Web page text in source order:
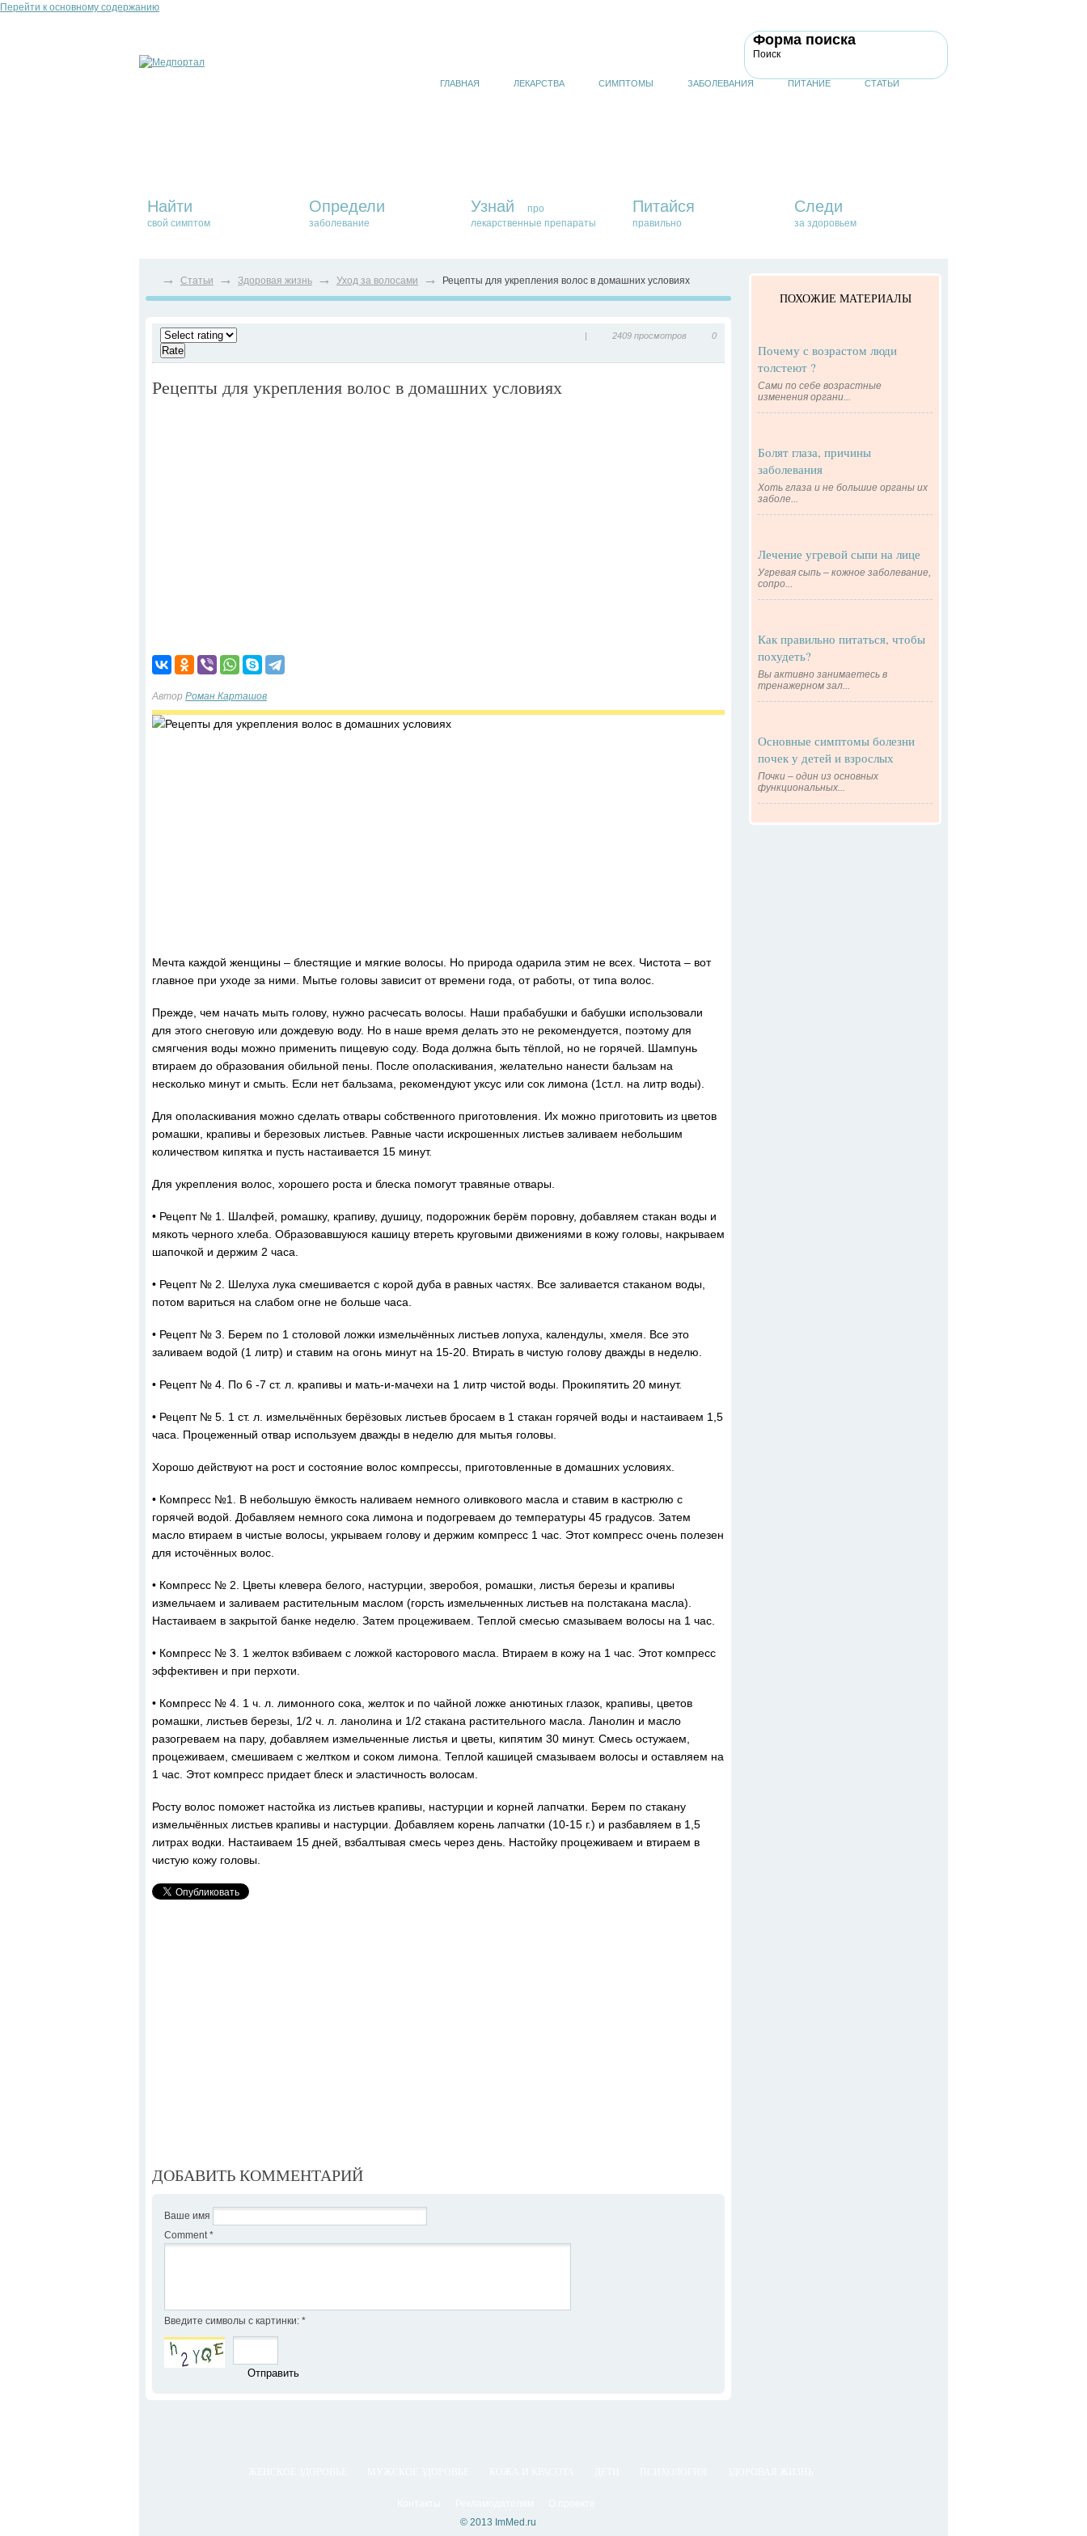
Перейти к основному содержанию
Форма поиска
Поиск
ГЛАВНАЯ ЛЕКАРСТВА СИМПТОМЫ ЗАБОЛЕВАНИЯ ПИТАНИЕ СТАТЬИ
Найти
свой симптом
Определи
заболевание
Узнай
про
лекарственные препараты
Питайся
правильно
Следи
за здоровьем
→ Статьи → Здоровая жизнь → Уход за волосами → Рецепты для укрепления волос в домашних условиях
| 2409 просмотров 0
Рецепты для укрепления волос в домашних условиях
Автор Роман Карташов
Мечта каждой женщины – блестящие и мягкие волосы. Но природа одарила этим не всех. Чистота – вот
главное при уходе за ними. Мытье головы зависит от времени года, от работы, от типа волос.
Прежде, чем начать мыть голову, нужно расчесать волосы. Наши прабабушки и бабушки использовали
для этого снеговую или дождевую воду. Но в наше время делать это не рекомендуется, поэтому для
смягчения воды можно применить пищевую соду. Вода должна быть тёплой, но не горячей. Шампунь
втираем до образования обильной пены. После ополаскивания, желательно нанести бальзам на
несколько минут и смыть. Если нет бальзама, рекомендуют уксус или сок лимона (1ст.л. на литр воды).
Для ополаскивания можно сделать отвары собственного приготовления. Их можно приготовить из цветов
ромашки, крапивы и березовых листьев. Равные части искрошенных листьев заливаем небольшим
количеством кипятка и пусть настаивается 15 минут.
Для укрепления волос, хорошего роста и блеска помогут травяные отвары.
• Рецепт № 1. Шалфей, ромашку, крапиву, душицу, подорожник берём поровну, добавляем стакан воды и
мякоть черного хлеба. Образовавшуюся кашицу втереть круговыми движениями в кожу головы, накрываем
шапочкой и держим 2 часа.
• Рецепт № 2. Шелуха лука смешивается с корой дуба в равных частях. Все заливается стаканом воды,
потом вариться на слабом огне не больше часа.
• Рецепт № 3. Берем по 1 столовой ложки измельчённых листьев лопуха, календулы, хмеля. Все это
заливаем водой (1 литр) и ставим на огонь минут на 15-20. Втирать в чистую голову дважды в неделю.
• Рецепт № 4. По 6 -7 ст. л. крапивы и мать-и-мачехи на 1 литр чистой воды. Прокипятить 20 минут.
• Рецепт № 5. 1 ст. л. измельчённых берёзовых листьев бросаем в 1 стакан горячей воды и настаиваем 1,5
часа. Процеженный отвар используем дважды в неделю для мытья головы.
Хорошо действуют на рост и состояние волос компрессы, приготовленные в домашних условиях.
• Компресс №1. В небольшую ёмкость наливаем немного оливкового масла и ставим в кастрюлю с
горячей водой. Добавляем немного сока лимона и подогреваем до температуры 45 градусов. Затем
масло втираем в чистые волосы, укрываем голову и держим компресс 1 час. Этот компресс очень полезен
для источённых волос.
• Компресс № 2. Цветы клевера белого, настурции, зверобоя, ромашки, листья березы и крапивы
измельчаем и заливаем растительным маслом (горсть измельченных листьев на полстакана масла).
Настаиваем в закрытой банке неделю. Затем процеживаем. Теплой смесью смазываем волосы на 1 час.
• Компресс № 3. 1 желток взбиваем с ложкой касторового масла. Втираем в кожу на 1 час. Этот компресс
эффективен и при перхоти.
• Компресс № 4. 1 ч. л. лимонного сока, желток и по чайной ложке анютиных глазок, крапивы, цветов
ромашки, листьев березы, 1/2 ч. л. ланолина и 1/2 стакана растительного масла. Ланолин и масло
разогреваем на пару, добавляем измельченные листья и цветы, кипятим 30 минут. Смесь остужаем,
процеживаем, смешиваем с желтком и соком лимона. Теплой кашицей смазываем волосы и оставляем на
1 час. Этот компресс придает блеск и эластичность волосам.
Росту волос поможет настойка из листьев крапивы, настурции и корней лапчатки. Берем по стакану
измельчённых листьев крапивы и настурции. Добавляем корень лапчатки (10-15 г.) и разбавляем в 1,5
литрах водки. Настаиваем 15 дней, взбалтывая смесь через день. Настойку процеживаем и втираем в
чистую кожу головы.
ДОБАВИТЬ КОММЕНТАРИЙ
Ваше имя
Comment *
Введите символы с картинки: *
ПОХОЖИЕ МАТЕРИАЛЫ
Почему с возрастом люди
толстеют ?
Сами по себе возрастные
изменения органи...
Болят глаза, причины
заболевания
Хоть глаза и не большие органы их
заболе...
Лечение угревой сыпи на лице
Угревая сыпь – кожное заболевание,
сопро...
Как правильно питаться, чтобы
похудеть?
Вы активно занимаетесь в
тренажерном зал...
Основные симптомы болезни
почек у детей и взрослых
Почки – один из основных
функциональных...
© 2013 ImMed.ru